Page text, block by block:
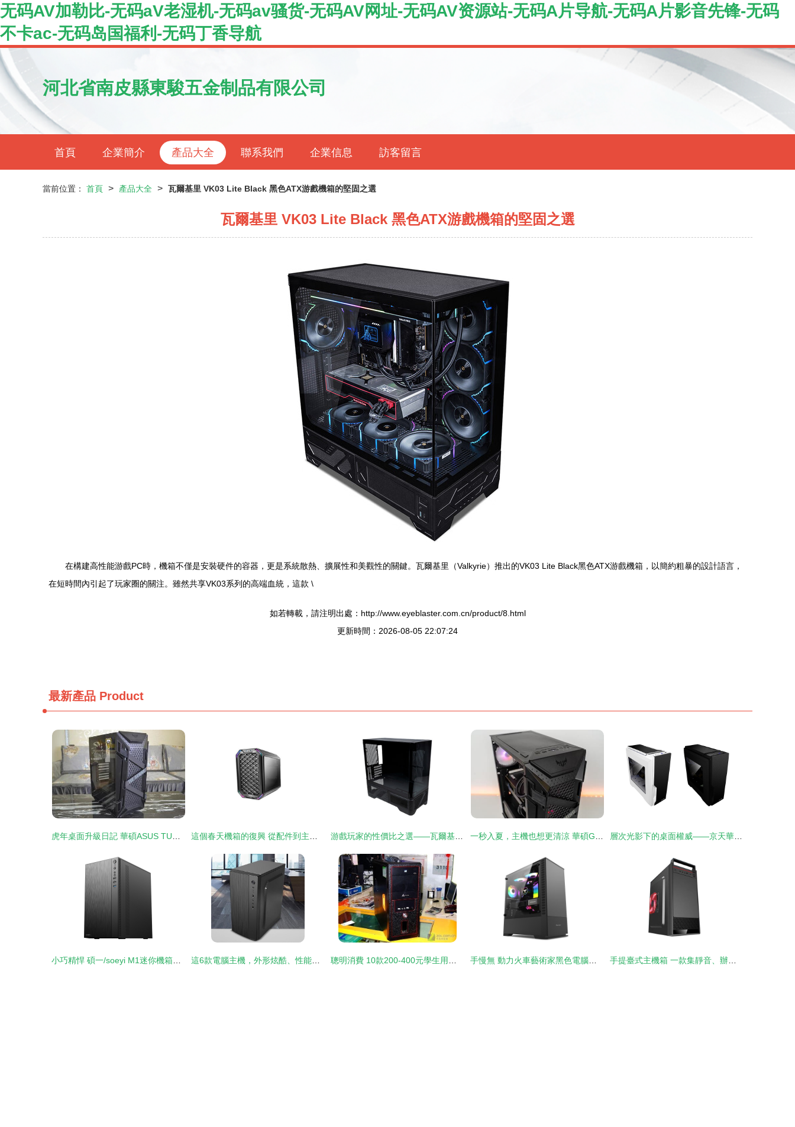
无码AV加勒比-无码aV老湿机-无码av骚货-无码AV网址-无码AV资源站-无码A片导航-无码A片影音先锋-无码
不卡ac-无码岛国福利-无码丁香导航
河北省南皮縣東駿五金制品有限公司
首頁 企業簡介 產品大全 聯系我們 企業信息 訪客留言
當前位置： 首頁 > 產品大全 > 瓦爾基里 VK03 Lite Black 黑色ATX游戲機箱的堅固之選
瓦爾基里 VK03 Lite Black 黑色ATX游戲機箱的堅固之選
在構建高性能游戲PC時，機箱不僅是安裝硬件的容器，更是系統散熱、擴展性和美觀性的關鍵。瓦爾基里（Valkyrie）推出的VK03 Lite Black黑色ATX游戲機箱，以簡約粗暴的設計語言，
在短時間內引起了玩家圈的關注。雖然共享VK03系列的高端血統，這款 \
如若轉載，請注明出處：http://www.eyeblaster.com.cn/product/8.html
更新時間：2026-08-05 22:07:24
最新產品 Product